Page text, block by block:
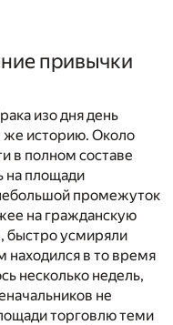
привычки
изо дня день
же историю. Около
в полном составе
на площади
промежуток
на гражданскую
быстро усмиряли
в то время
несколько недель,
не
торговлю теми